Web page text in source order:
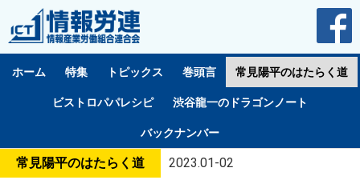
ホーム 特集 トピックス 巻頭言 常見陽平のはたらく道
ビストロパパレシピ 渋谷龍一のドラゴンノート
バックナンバー
常見陽平のはたらく道 2023.01-02